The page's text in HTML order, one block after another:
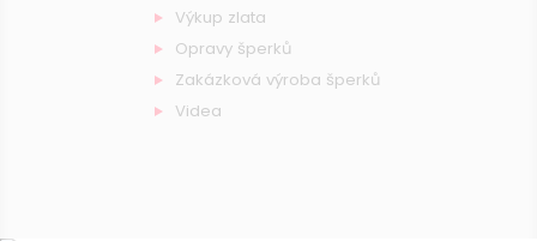
Výkup zlata
Opravy šperků
Zakázková výroba šperků
Videa